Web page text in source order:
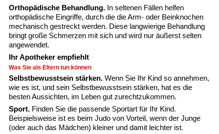
Orthopädische Behandlung.In seltenen Fällen helfen
orthopädische Eingriffe, durch die die Arm- oder Beinknochen
mechanisch gestreckt werden. Diese langwierige Behandlung
bringt große Schmerzen mit sich und wird nur äußerst selten
angewendet.
Ihr Apotheker empfiehlt
Was Sie als Eltern tun können
Selbstbewusstsein stärken.Wenn Sie Ihr Kind so annehmen,
wie es ist, und sein Selbstbewusstsein stärken, hat es die
besten Aussichten, im Leben gut zurechtzukommen.
Sport.Finden Sie die passende Sportart für Ihr Kind.
Beispielsweise ist es beim Judo von Vorteil, wenn der Junge
(oder auch das Mädchen) kleiner und damit leichter ist.